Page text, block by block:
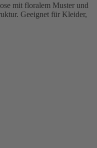
mit floralem Muster und
Geeignet für Kleider,